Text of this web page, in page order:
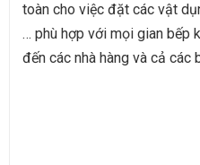
toàn cho việc đặt các vật
… phù hợp với mọi gian bếp
đến các nhà hàng và cả các